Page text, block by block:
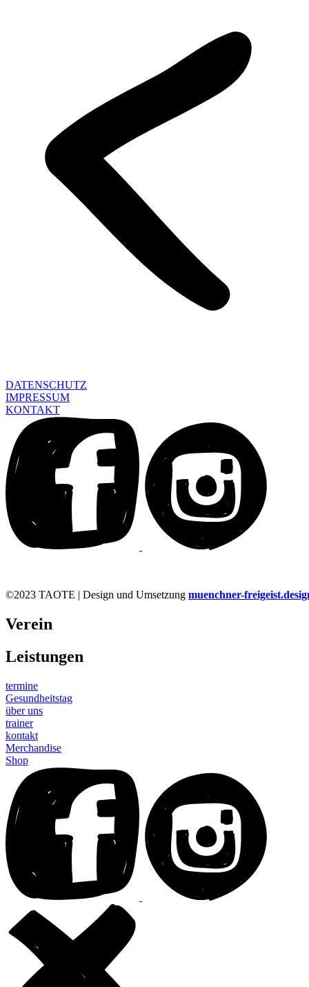
DATENSCHUTZ
IMPRESSUM
KONTAKT
©2023 TAOTE | Design und Umsetzung muenchner-
Verein
Leistungen
termine
Gesundheitstag
über uns
trainer
kontakt
Merchandise
Shop